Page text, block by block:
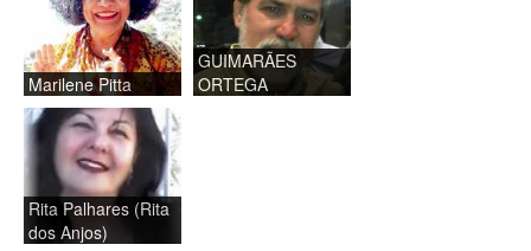
Marilene Pitta
GUIMARÃES
ORTEGA
Rita Palhares (Rita
dos Anjos)